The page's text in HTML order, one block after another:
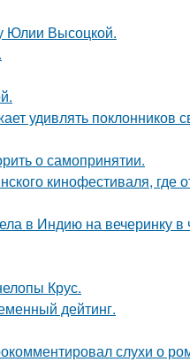
Юлии Высоцкой.
удивлять поклонников
о самопринятии.
кинофестиваля, где
в Индию на вечеринку в
Крус.
дейтинг.
слухи о